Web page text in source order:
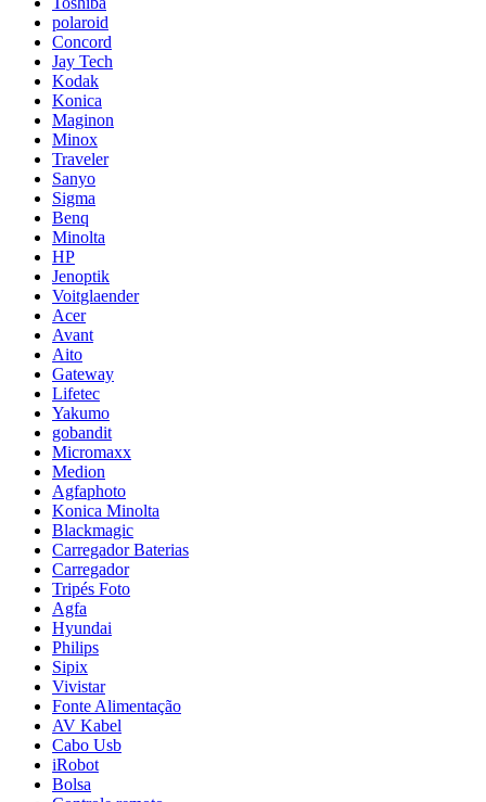
polaroid
Concord
Jay Tech
Kodak
Konica
Maginon
Minox
Traveler
Sanyo
Sigma
Benq
Minolta
HP
Jenoptik
Voitglaender
Acer
Avant
Aito
Gateway
Lifetec
Yakumo
gobandit
Micromaxx
Medion
Agfaphoto
Konica Minolta
Blackmagic
Carregador Baterias
Carregador
Tripés Foto
Agfa
Hyundai
Philips
Sipix
Vivistar
Fonte Alimentação
AV Kabel
Cabo Usb
iRobot
Bolsa